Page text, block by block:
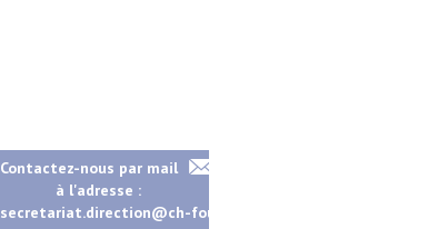
Contactez-nous par mail
à l'adresse :
secretariat.direction@ch-fougeres.fr